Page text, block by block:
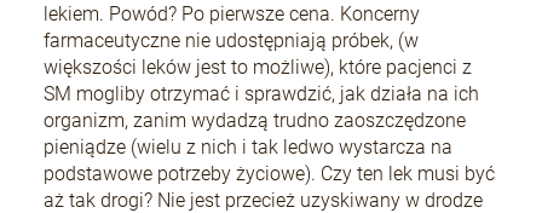
lekiem. Powód? Po pierwsze cena. Koncerny
farmaceutyczne nie udostępniają próbek, (w
większości leków jest to możliwe), które pacjenci z
SM mogliby otrzymać i sprawdzić, jak działa na ich
organizm, zanim wydadzą trudno zaoszczędzone
pieniądze (wielu z nich i tak ledwo wystarcza na
podstawowe potrzeby życiowe). Czy ten lek musi być
aż tak drogi? Nie jest przecież uzyskiwany w drodze